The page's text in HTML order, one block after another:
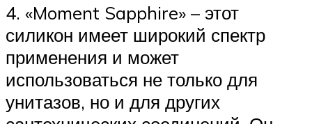
4. «Moment Sapphire» – этот
силикон имеет широкий спектр
применения и может
использоваться не только для
унитазов, но и для других